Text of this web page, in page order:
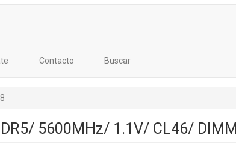
Contacto Buscar
5600MHz/ 1.1V/ CL46/ DIMM